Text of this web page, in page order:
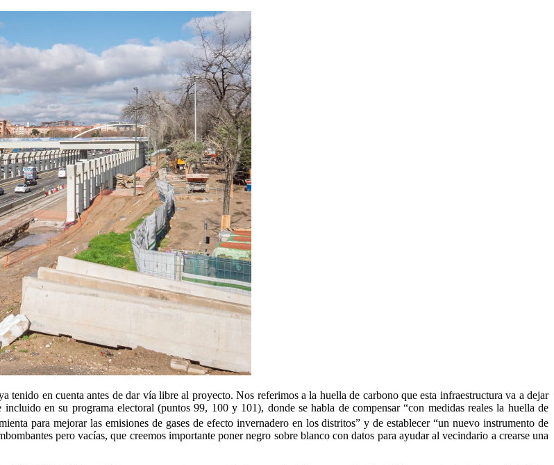
tenido en cuenta antes de dar vía libre al proyecto. Nos referimos a la huella de carbono que esta infraestructura va a dejar
incluido en su programa electoral (puntos 99, 100 y 101), donde se habla de compensar “con medidas reales la huella de
para mejorar las emisiones de gases de efecto in­vernadero en los distritos” y de establecer “un nuevo instrumento de
pero vacías, que creemos importante poner negro sobre blanco con datos para ayudar al vecindario a crearse una